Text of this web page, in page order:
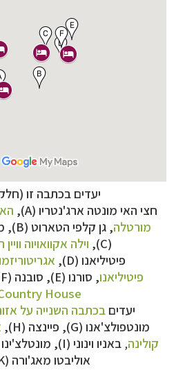
יעדים בכתבה זו
חצי האי מונטה ארג'נטריו (A),
מורטלה, גן קלפי הטארוט (B),
(C),
וילה אקוואויוה וויין
פיטיליאנו (D),
פיטיליאנו, סורנו (E), סובנה (F),
House
יעדים בכתבה השנייה על
מונטפולצ'אנו (G), פיינצה (H),
קולינה, באניו וינוני (I ), מונטלצ'ינו
אוליבטו מאג'ורה (K),